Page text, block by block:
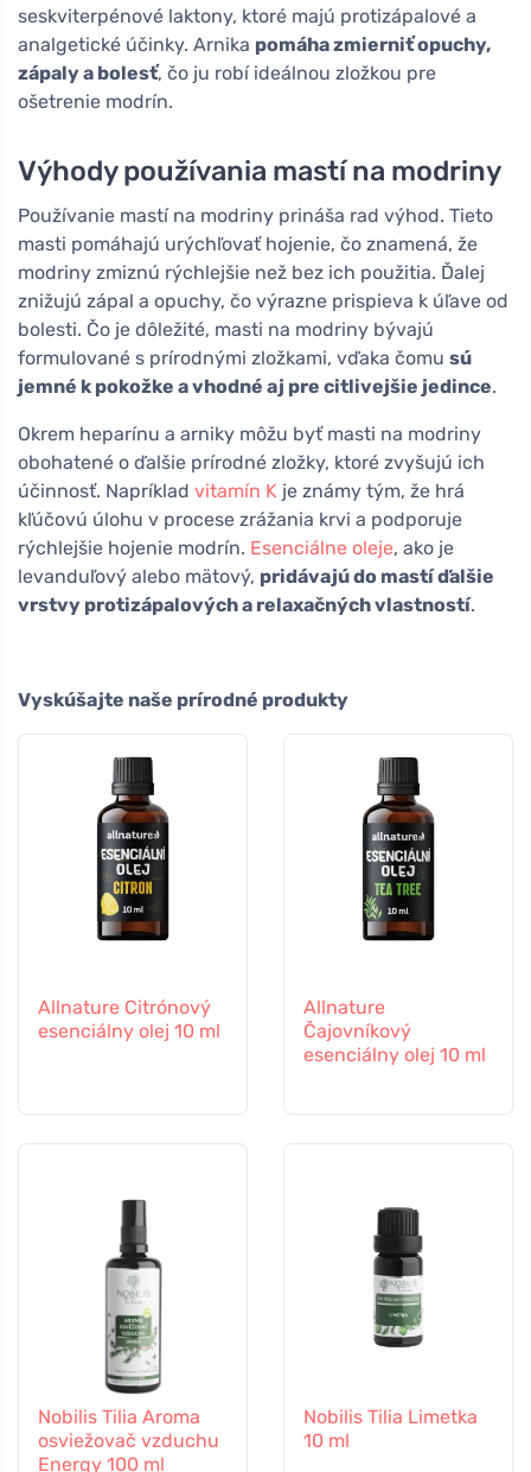
seskviterpénové laktony, ktoré majú protizápalové a
analgetické účinky. Arnika pomáha zmierniť opuchy,
zápaly a bolesť, čo ju robí ideálnou zložkou pre
ošetrenie modrín.
Výhody používania mastí na modriny
Používanie mastí na modriny prináša rad výhod. Tieto
masti pomáhajú urýchľovať hojenie, čo znamená, že
modriny zmiznú rýchlejšie než bez ich použitia. Ďalej
znižujú zápal a opuchy, čo výrazne prispieva k úľave od
bolesti. Čo je dôležité, masti na modriny bývajú
formulované s prírodnými zložkami, vďaka čomu sú
jemné k pokožke a vhodné aj pre citlivejšie jedince.
Okrem heparínu a arniky môžu byť masti na modriny
obohatené o ďalšie prírodné zložky, ktoré zvyšujú ich
účinnosť. Napríklad vitamín K je známy tým, že hrá
kľúčovú úlohu v procese zrážania krvi a podporuje
rýchlejšie hojenie modrín. Esenciálne oleje, ako je
levanduľový alebo mätový, pridávajú do mastí ďalšie
vrstvy protizápalových a relaxačných vlastností.
Vyskúšajte naše prírodné produkty
Allnature Citrónový
esenciálny olej 10 ml
Allnature
Čajovníkový
esenciálny olej 10 ml
Nobilis Tilia Aroma
osviežovač vzduchu
Energy 100 ml
Nobilis Tilia Limetka
10 ml